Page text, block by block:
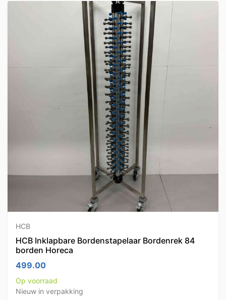
HCB
HCB Inklapbare Bordenstapelaar Bordenrek 84
borden Horeca
499.00
Op voorraad
Nieuw in verpakking